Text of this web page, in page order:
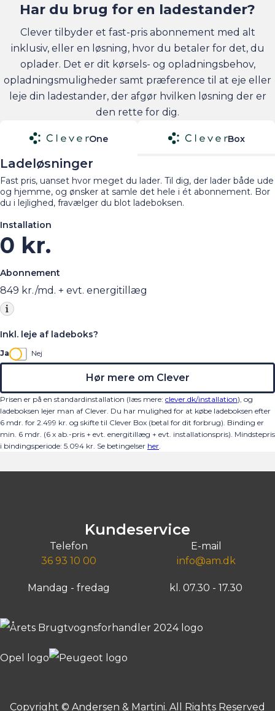
Har du brug for en ladestander?
Clever tilbyder et fast-pris abonnement med alt
inklusiv, eller en løsning, hvor du betaler for det, du
oplader. Det er dit kørsels- og opladningsbehov,
opladningsmuligheder samt præference til at eje eller
leje din ladestander, der afgør hvilken løsning der er
den rette for dig.
One Box
Ladeløsninger
Fast pris, uanset hvor meget du lader. Til dig, der lader både ude
og hjemme, og ønsker at samle det hele i ét abonnement. Bor
du i lejlighed, fravælger du blot ladeboksen.
Installation
0 kr.
Abonnement
849 kr./md. + evt. energitillæg
Inkl. leje af ladeboks?
Ja Nej
Hør mere om Clever
Prisen er på en standardinstallation (læs mere: clever.dk/installation), og
ladeboksen lejer man af Clever. Du har mulighed for at købe ladeboksen efter
6 mdr. for 2.499 kr. og skifte til Clever Box (betal for dit forbrug). Binding er
min. 6 mdr. (6 x ab.-pris + evt. energitillæg + evt. installationspris). Mindstepris
i bindingsperiode: 5.094 kr. Se betingelser her
Kundeservice
Telefon
36 93 10 00
E-mail
info@am.dk
Mandag - fredag kl. 07.30 - 17.30
Copyright © Andersen & Martini. All Rights Reserved